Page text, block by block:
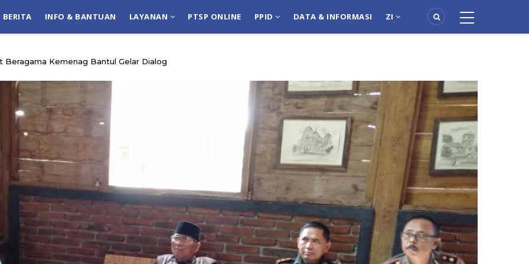
BERITA INFO & BANTUAN LAYANAN PTSP ONLINE PPID DATA & INFORMASI ZI
Beragama Kemenag Bantul Gelar Dialog